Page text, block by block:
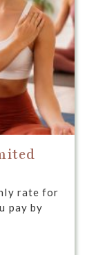
rate for
pay by